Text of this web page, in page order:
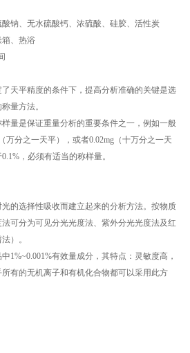
钠、无水硫酸钙、浓硫酸、硅胶、活性炭
箱、热浴
天平精度的条件下，提高分析准确的关键是选
量方法。
量是保证重量分析的重要条件之一，例如一般
万分之一天平），或者0.02mg（十万分之一天
，必须有适当的称样量。
的选择性吸收而建立起来的分析方法。按物质
可分为可见分光光度法、紫外分光光度法及红
）。
1%~0.001%有效量成分，其特点：灵敏度高，
有的无机离子和有机化合物都可以采用此方